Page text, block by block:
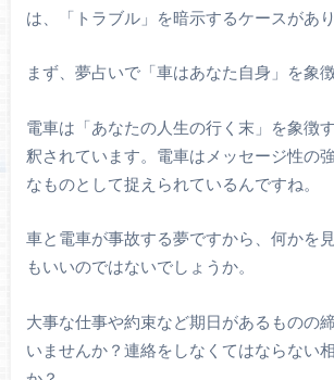
は、「トラブル」を暗示するケースがあり
まず、夢占いで「車はあなた自身」を象徴
電車は「あなたの人生の行く末」を象徴
釈されています。電車はメッセージ性の
なものとして捉えられているんですね。
車と電車が事故する夢ですから、何かを
もいいのではないでしょうか。
大事な仕事や約束など期日があるものの
いませんか？連絡をしなくてはならない